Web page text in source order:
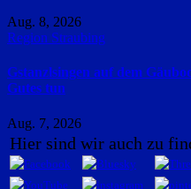
Aug. 8, 2026
Region Straubing
Gstanzlsingen auf dem
Gutes tun
Aug. 7, 2026
Hier sind wir auch zu